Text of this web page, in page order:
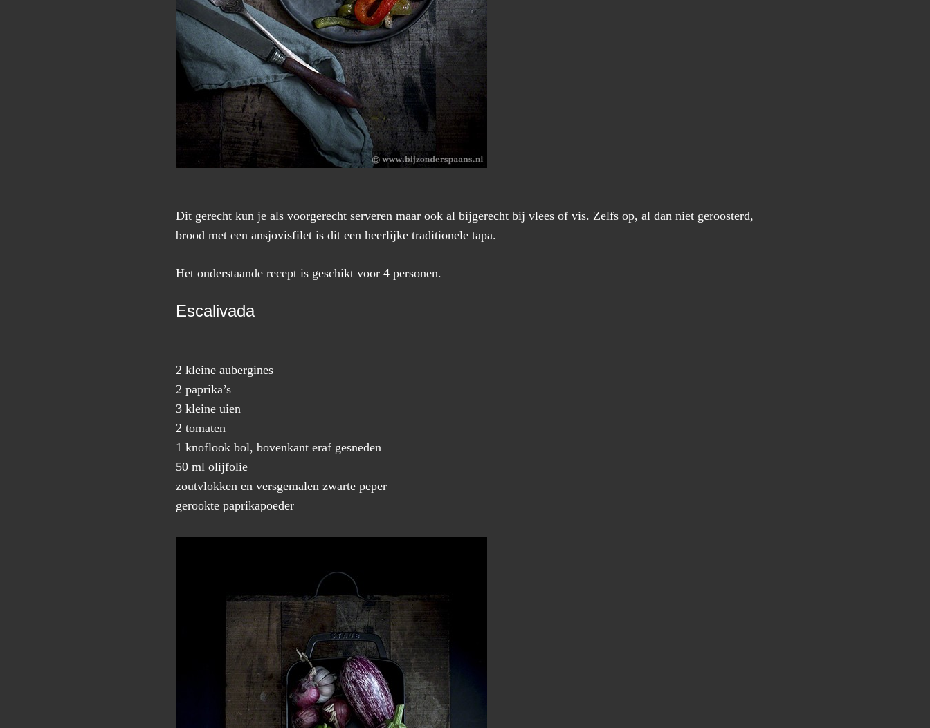
Dit gerecht kun je als voorgerecht serveren maar ook al bijgerecht bij vlees of vis. Zelfs op, al dan niet geroosterd,
brood met een ansjovisfilet is dit een heerlijke traditionele tapa.
Het onderstaande recept is geschikt voor 4 personen.
Escalivada
2 kleine aubergines
2 paprika’s
3 kleine uien
2 tomaten
1 knoflook bol, bovenkant eraf gesneden
50 ml olijfolie
zoutvlokken en versgemalen zwarte peper
gerookte paprikapoeder